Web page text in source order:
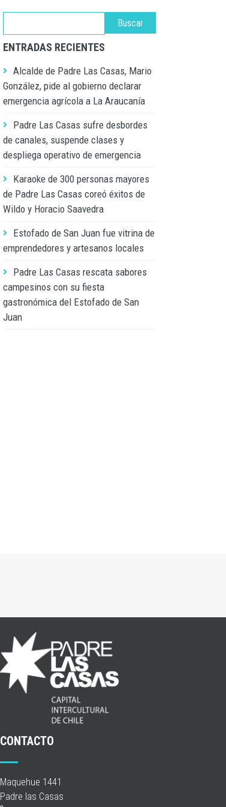
ENTRADAS RECIENTES
Alcalde de Padre Las Casas, Mario
González, pide al gobierno declarar
emergencia agrícola a La Araucanía
Padre Las Casas sufre desbordes
de canales, suspende clases y
despliega operativo de emergencia
Karaoke de 300 personas mayores
de Padre Las Casas coreó éxitos de
Wildo y Horacio Saavedra
Estofado de San Juan fue vitrina de
emprendedores y artesanos locales
Padre Las Casas rescata sabores
campesinos con su fiesta
gastronómica del Estofado de San
Juan
CONTACTO
Maquehue 1441
Padre las Casas